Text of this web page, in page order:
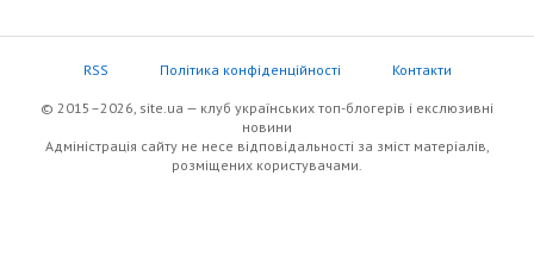
RSS Політика конфіденційності Контакти
© 2015–2026, site.ua — клуб українських топ-блогерів i екслюзивнi
новини
Адміністрація сайту не несе відповідальності за зміст матеріалів,
розміщених користувачами.